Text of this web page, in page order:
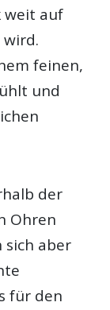
weit auf
wird.
feinen,
und
der
Ohren
sich aber
für den